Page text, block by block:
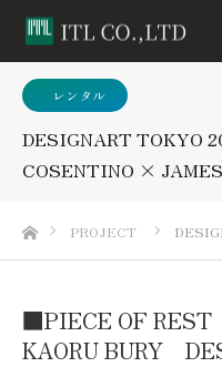
3レンタル
DESIGNART TOKYO
COSENTINO ×
ホームPROJECT
■PIECE OF
KAORU BURY